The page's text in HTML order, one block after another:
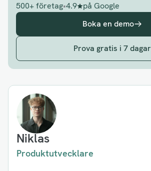
500+ företag•4.9
på Google
Boka en demo
Prova gratis i 7 dagar
Niklas
Produktutvecklare